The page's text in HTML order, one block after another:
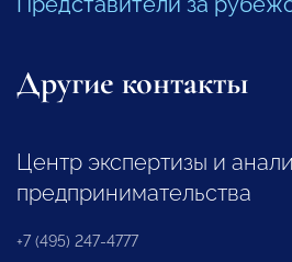
Другие контакты
Центр экспертизы и
предпринимательства
+7 (495) 247-4777